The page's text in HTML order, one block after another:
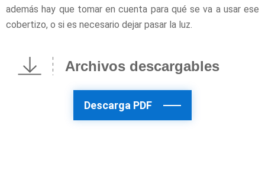
además hay que tomar en cuenta para qué se va a usar ese
cobertizo, o si es necesario dejar pasar la luz.
Archivos descargables
Descarga PDF